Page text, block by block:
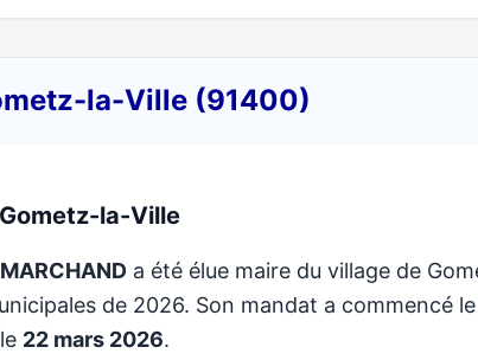
la-Ville (91400)
la-Ville
a été élue maire du village de
de 2026. Son mandat a commencé le
22 mars 2026.